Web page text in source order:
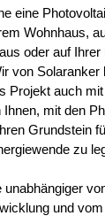
eine
Wohnhaus,
oder auf Ihrer
von Solaranker
Projekt auch
Ihnen, mit den
Grundstein
zu
unabhängiger
und